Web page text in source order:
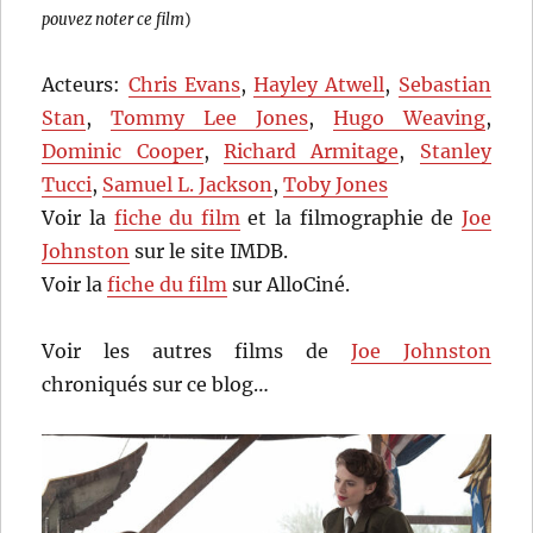
pouvez noter ce film)
Acteurs: Chris Evans,Hayley Atwell, Sebastian
Stan ,Tommy Lee Jones, Hugo Weaving,
Dominic Cooper,Richard Armitage, Stanley
Tucci, Samuel L. Jackson ,Toby Jones
Voir la fiche du film et la filmographie de Joe
Johnston sur le site IMDB.
Voir lafiche du film sur AlloCiné.
Voir les autres films de Joe Johnston
chroniqués sur ce blog…